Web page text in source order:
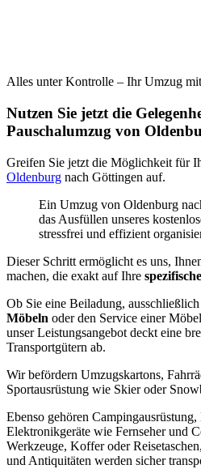
Alles unter Kontrolle – Ihr Umzug
Nutzen Sie jetzt die
Pauschalumzug von
Greifen Sie jetzt die Möglichkeit für
Oldenburg nach Göttingen auf.
Ein Umzug von Oldenburg
das Ausfüllen unseres
stressfrei und effizient
Dieser Schritt ermöglicht es uns,
machen, die exakt auf Ihre
Ob Sie eine Beiladung, ausschließlich
Möbeln oder den Service einer
unser Leistungsangebot deckt eine
Transportgütern ab.
Wir befördern Umzugskartons,
Sportausrüstung wie Skier oder
Ebenso gehören
Elektronikgeräte wie Fernseher und
Werkzeuge, Koffer oder
und Antiquitäten werden sicher